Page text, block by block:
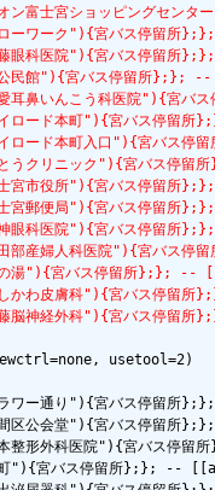
宮ショッピングセンター
ーク"){宮バス停留所
医院"){宮バス停留所
"){宮バス停留所};}; --
いんこう科医院"){宮バス
ド本町"){宮バス停留所
ド本町入口"){宮バス停留
リニック"){宮バス停留所
役所"){宮バス停留所
便局"){宮バス停留所
医院"){宮バス停留所
婦人科医院"){宮バス停留
"){宮バス停留所};}; --
皮膚科"){宮バス停留所
経外科"){宮バス停留所
usetool=2)
通り"){宮バス停留所
会堂"){宮バス停留所
外科医院"){宮バス停留所
宮バス停留所};}; --